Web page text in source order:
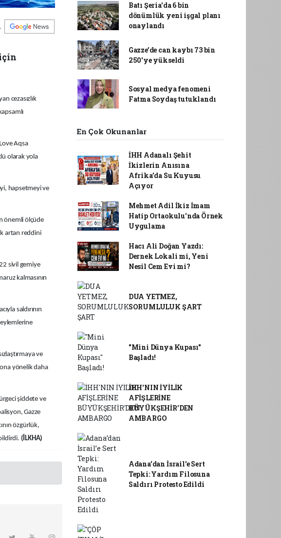
cezasızlık
Aqsa
olarak yola
hapsetmeyi ve
önemli ölçüde
artan reddini
sivil gemiye
kalmasının
saldırının
ve
yönelik daha
şiddete ve
Gazze
özgürlük,
(İLKHA)
Batı Şeria'da 6 bin
dönümlük yeni işgal planı
onaylandı
Gazze’de can kaybı 73 bin
250'ye yükseldi
Sosyal medya fenomeni
Fatma Soydaş tutuklandı
En Çok Okunanlar
İHH Adanalı Şehit
İkizlerin Anısına
Afrika’da Su Kuyusu
Açıyor
Mehmet Adil İkiz İmam
Hatip Ortaokulu'nda Örnek
Uygulama
Hacı Ali Doğan Yazdı:
Dernek Lokali mi, Yeni
Nesil Cem Evi mi?
DUA YETMEZ,
SORUMLULUK ŞART
"Mini Dünya Kupası"
Başladı!
İHH'NIN İYİLİK
AFİŞLERİNE
BÜYÜKŞEHİR'DEN
AMBARGO
Adana’dan İsrail’e Sert
Tepki: Yardım Filosuna
Saldırı Protesto Edildi